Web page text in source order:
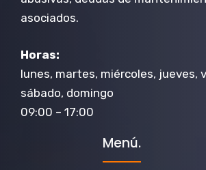
asociados.
Horas:
lunes, martes, miércoles, jueves,
sábado, domingo
09:00 – 17:00
Menú.